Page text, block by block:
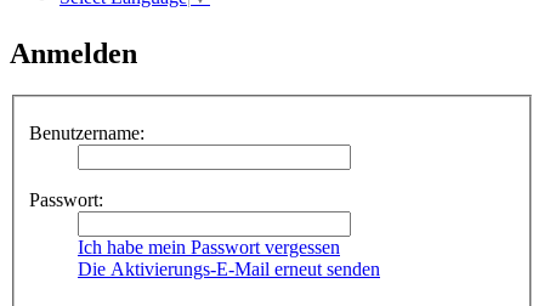
Anmelden
Benutzername:
Passwort:
Ich habe mein Passwort vergessen
Die Aktivierungs-E-Mail erneut senden